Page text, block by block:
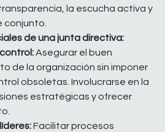
la escucha activa y
conjunto.
de una junta directiva:
Asegurar el buen
de la organización sin imponer
obsoletas. Involucrarse en la
estratégicas y ofrecer
Facilitar procesos